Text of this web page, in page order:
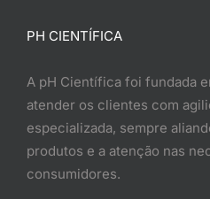
PH CIENTÍFICA
A pH Científica foi fundada
atender os clientes com
especializada, sempre
produtos e a atenção nas
consumidores.